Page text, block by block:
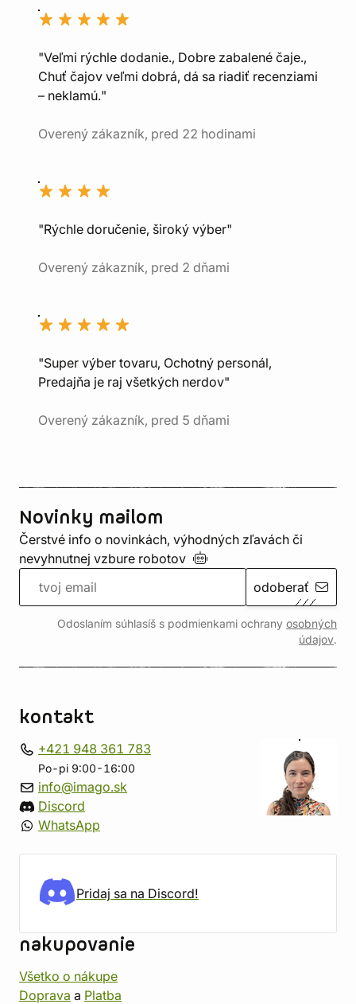
"Veľmi rýchle dodanie., Dobre zabalené čaje.,
Chuť čajov veľmi dobrá, dá sa riadiť recenziami
– neklamú."
Overený zákazník, pred 22 hodinami
"Rýchle doručenie, široký výber"
Overený zákazník, pred 2 dňami
"Super výber tovaru, Ochotný personál,
Predajňa je raj všetkých nerdov"
Overený zákazník, pred 5 dňami
Novinky mailom
Čerstvé info o novinkách, výhodných zľavách či
nevyhnutnej vzbure robotov
odoberať
Odoslaním súhlasíš s podmienkami ochrany osobných
údajov.
kontakt
+421 948 361 783
Po-pi 9:00-16:00
info@imago.sk
Discord
WhatsApp
Pridaj sa na Discord!
nakupovanie
Všetko o nákupe
Doprava a Platba